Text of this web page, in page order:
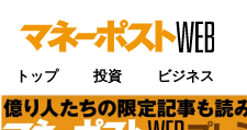
トップ 投資 ビジネス